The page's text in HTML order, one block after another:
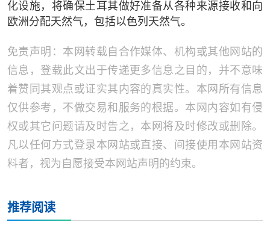
化设施，将确保土耳其做好准备从各种来源接收和向
欧洲分配天然气，包括以色列天然气。
免责声明：本网转载自合作媒体、机构或其他网站的
信息，登载此文出于传递更多信息之目的，并不意味
着赞同其观点或证实其内容的真实性。本网所有信息
仅供参考，不做交易和服务的根据。本网内容如有侵
权或其它问题请及时告之，本网将及时修改或删除。
凡以任何方式登录本网站或直接、间接使用本网站资
料者，视为自愿接受本网站声明的约束。
推荐阅读